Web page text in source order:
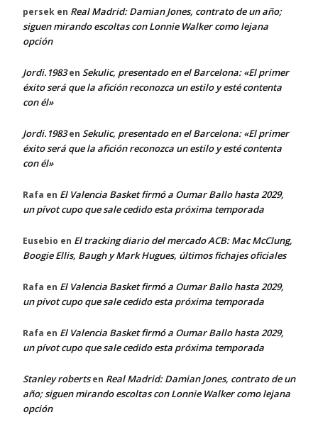
persek en Real Madrid: Damian Jones, contrato de un año;
siguen mirando escoltas con Lonnie Walker como lejana
opción
Jordi.1983en Sekulic, presentado en el Barcelona: «El primer
éxito será que la afición reconozca un estilo y esté contenta
con él»
Jordi.1983en Sekulic, presentado en el Barcelona: «El primer
éxito será que la afición reconozca un estilo y esté contenta
con él»
Rafa en El Valencia Basket firmó a Oumar Ballo hasta 2029,
un pívot cupo que sale cedido esta próxima temporada
Eusebio en El tracking diario del mercado ACB: Mac McClung,
Boogie Ellis, Baugh y Mark Hugues, últimos fichajes oficiales
Rafa en El Valencia Basket firmó a Oumar Ballo hasta 2029,
un pívot cupo que sale cedido esta próxima temporada
Rafa en El Valencia Basket firmó a Oumar Ballo hasta 2029,
un pívot cupo que sale cedido esta próxima temporada
Stanley robertsen Real Madrid: Damian Jones, contrato de un
año; siguen mirando escoltas con Lonnie Walker como lejana
opción